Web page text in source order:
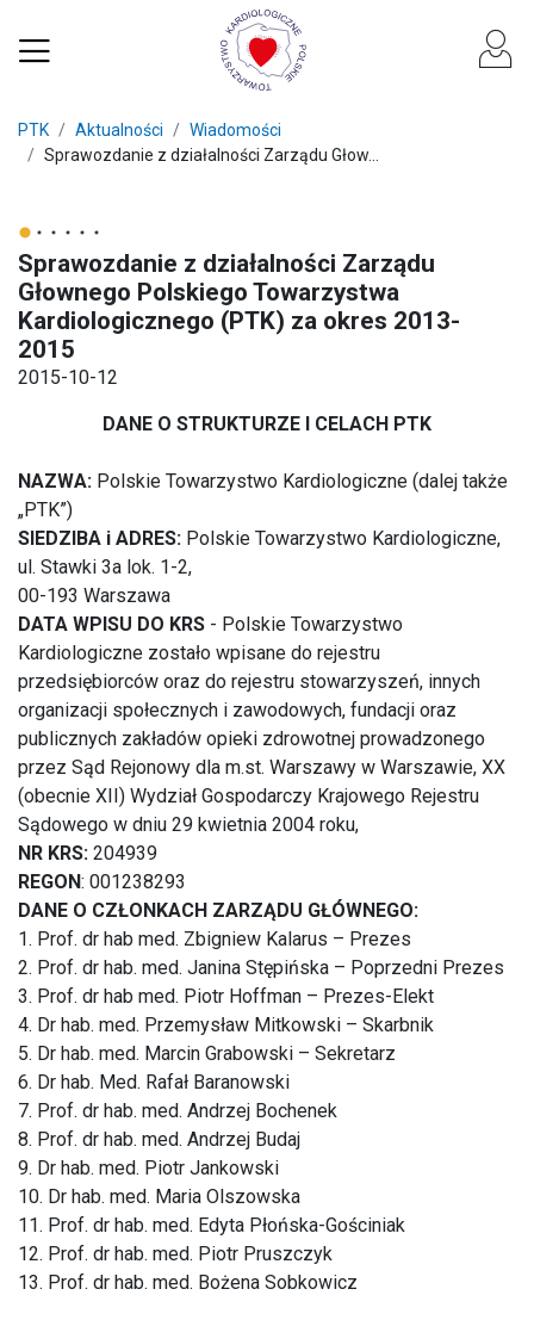
PTK Aktualności
Wiadomości
Sprawozdanie z działalności Zarządu Głow...
Sprawozdanie z działalności Zarządu
Głownego Polskiego Towarzystwa
Kardiologicznego (PTK) za okres 2013-
2015
2015-10-12
DANE O STRUKTURZE I CELACH PTK
NAZWA: Polskie Towarzystwo Kardiologiczne (dalej także
„PTK”)
SIEDZIBA i ADRES: Polskie Towarzystwo Kardiologiczne,
ul. Stawki 3a lok. 1-2,
00-193 Warszawa
DATA WPISU DO KRS - Polskie Towarzystwo
Kardiologiczne zostało wpisane do rejestru
przedsiębiorców oraz do rejestru stowarzyszeń, innych
organizacji społecznych i zawodowych, fundacji oraz
publicznych zakładów opieki zdrowotnej prowadzonego
przez Sąd Rejonowy dla m.st. Warszawy w Warszawie, XX
(obecnie XII) Wydział Gospodarczy Krajowego Rejestru
Sądowego w dniu 29 kwietnia 2004 roku,
NR KRS: 204939
REGON: 001238293
DANE O CZŁONKACH ZARZĄDU GŁÓWNEGO:
1. Prof. dr hab med. Zbigniew Kalarus – Prezes
2. Prof. dr hab. med. Janina Stępińska – Poprzedni Prezes
3. Prof. dr hab med. Piotr Hoffman – Prezes-Elekt
4. Dr hab. med. Przemysław Mitkowski – Skarbnik
5. Dr hab. med. Marcin Grabowski – Sekretarz
6. Dr hab. Med. Rafał Baranowski
7. Prof. dr hab. med. Andrzej Bochenek
8. Prof. dr hab. med. Andrzej Budaj
9. Dr hab. med. Piotr Jankowski
10. Dr hab. med. Maria Olszowska
11. Prof. dr hab. med. Edyta Płońska-Gościniak
12. Prof. dr hab. med. Piotr Pruszczyk
13. Prof. dr hab. med. Bożena Sobkowicz